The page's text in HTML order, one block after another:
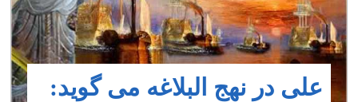
علی در نهج البلاغه می گوید: